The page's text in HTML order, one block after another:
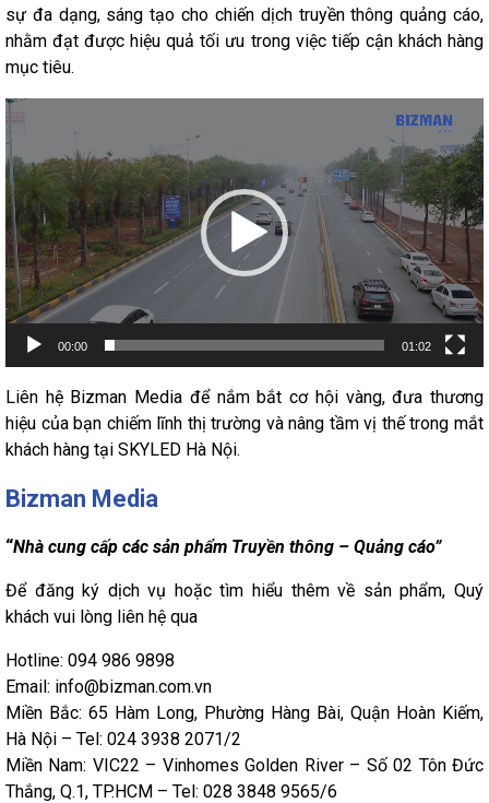
sự đa dạng, sáng tạo cho chiến dịch truyền thông quảng cáo,
nhằm đạt được hiệu quả tối ưu trong việc tiếp cận khách hàng
mục tiêu.
Trình
Video
00:00 01:02
Liên hệ Bizman Media để nắm bắt cơ hội vàng, đưa thương
hiệu của bạn chiếm lĩnh thị trường và nâng tầm vị thế trong mắt
khách hàng tại SKYLED Hà Nội.
Bizman Media
“Nhà cung cấp các sản phẩm Truyền thông – Quảng cáo”
Để đăng ký dịch vụ hoặc tìm hiểu thêm về sản phẩm, Quý
khách vui lòng liên hệ qua
Hotline: 094 986 9898
Email: info@bizman.com.vn
Miền Bắc: 65 Hàm Long, Phường Hàng Bài, Quận Hoàn Kiếm,
Hà Nội – Tel: 024 3938 2071/2
Miền Nam: VIC22 – Vinhomes Golden River – Số 02 Tôn Đức
Thắng, Q.1, TP.HCM – Tel: 028 3848 9565/6